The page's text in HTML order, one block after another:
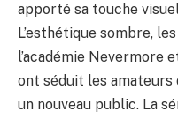
apporté sa touche
L’esthétique sombre,
l’académie Nevermore
ont séduit les
un nouveau public. La